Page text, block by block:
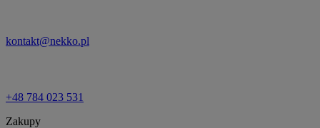
kontakt@nekko.pl
+48 784 023 531
Zakupy